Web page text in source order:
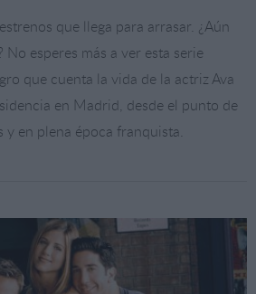
que llega para arrasar. ¿Aún
No esperes más a ver esta serie
que cuenta la vida de la actriz Ava
en Madrid, desde el punto de
y en plena época franquista.